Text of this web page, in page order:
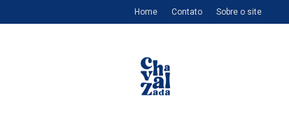
Home Contato Sobre o site